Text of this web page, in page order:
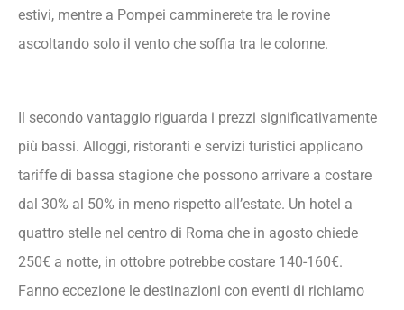
12. Chianti Classico (Toscana)
Il Calendario dell’Autunno per Regione
Prenotazioni e Pianificazione
Abbigliamento e Attrezzatura
Trasporti e Orari Ridotti
Budget Medio per Destinazione
Auto vs Mezzi Pubblici: Come Muoversi
Errori da Evitare in Autunno
estivi, mentre a Pompei camminerete tra le rovine
ascoltando solo il vento che soffia tra le colonne.
Il secondo vantaggio riguarda i prezzi significativamente
più bassi. Alloggi, ristoranti e servizi turistici applicano
tariffe di bassa stagione che possono arrivare a costare
dal 30% al 50% in meno rispetto all’estate. Un hotel a
quattro stelle nel centro di Roma che in agosto chiede
250€ a notte, in ottobre potrebbe costare 140-160€.
Fanno eccezione le destinazioni con eventi di richiamo